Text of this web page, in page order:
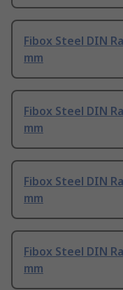
Fibox Steel DIN
mm
Fibox Steel DIN
mm
Fibox Steel DIN
mm
Fibox Steel DIN
mm